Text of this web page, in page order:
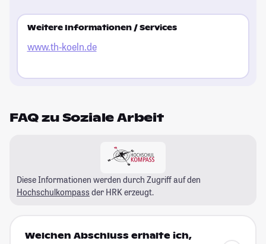
Weitere Informationen / Services
www.th-koeln.de
FAQ zu Soziale Arbeit
Diese Informationen werden durch Zugriff auf den
Hochschulkompass der HRK erzeugt.
Welchen Abschluss erhalte ich,